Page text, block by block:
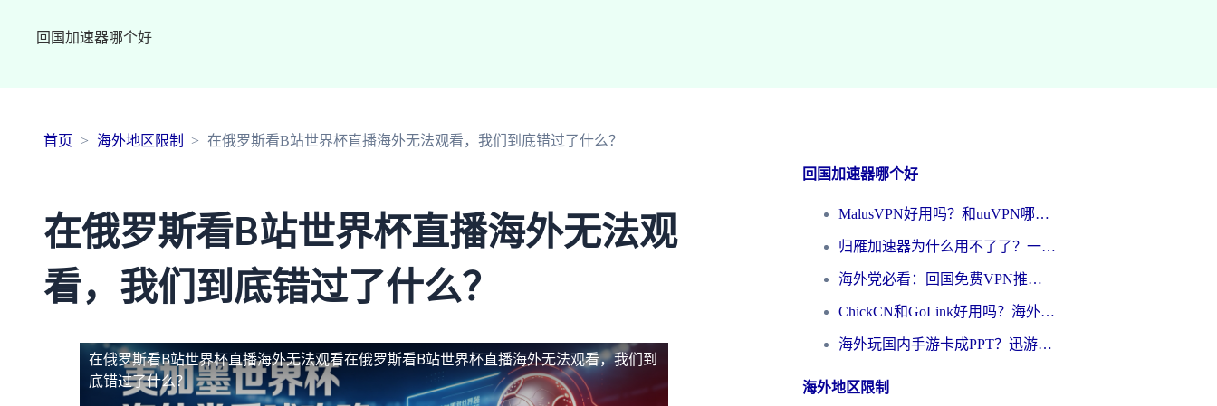
回国加速器哪个好
首页 海外地区限制 在俄罗斯看B站世界杯直播海外无法观看，我们到底错过了什么？
在俄罗斯看B站世界杯直播海外无法观
看，我们到底错过了什么？
在俄罗斯看B站世界杯直播海外无法观看在俄罗斯看B站世界杯直播海外无法观看，我们到
底错过了什么？
回国加速器哪个好
MalusVPN好用吗？和uuVPN哪个好？海外党无缝访问国内资源的真实对比与选择指南
归雁加速器为什么用不了了？一位海外游子的真实困惑与技术解答
海外党必看：回国免费VPN推荐？别踩坑！教你选对加速器无缝刷国内资源
ChickCN和GoLink好用吗？海外党如何选对回国加速器
海外玩国内手游卡成PPT？迅游和奇游手游哪个好？一篇讲透回国加速器怎么选
海外地区限制